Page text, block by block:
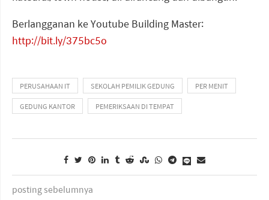
Berlangganan ke Youtube Building Master:
http://bit.ly/375bc5o
PERUSAHAAN IT SEKOLAH PEMILIK GEDUNG
PER MENIT
GEDUNG KANTOR
PEMERIKSAAN DI TEMPAT
posting sebelumnya